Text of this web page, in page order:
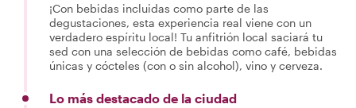
¡Con bebidas incluidas como parte de las
degustaciones, esta experiencia real viene con un
verdadero espíritu local! Tu anfitrión local saciará tu
sed con una selección de bebidas como café, bebidas
únicas y cócteles (con o sin alcohol), vino y cerveza.
Lo más destacado de la ciudad